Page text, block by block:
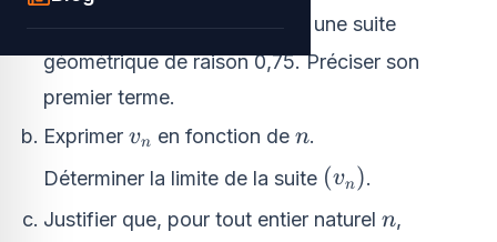
- 12000
Montrer que la suite\left(v_n\right)
(vn)est une suite
géométrique de raison 0,75. Préciser son
premier terme.
Exprimer v_n
vn en fonction den
n.
Déterminer la limite de la suite \left(v_n\right)
(vn).
Justifier que, pour tout entier naturel n
n,